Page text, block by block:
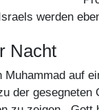
werden
Nacht
auf
der gesegneten